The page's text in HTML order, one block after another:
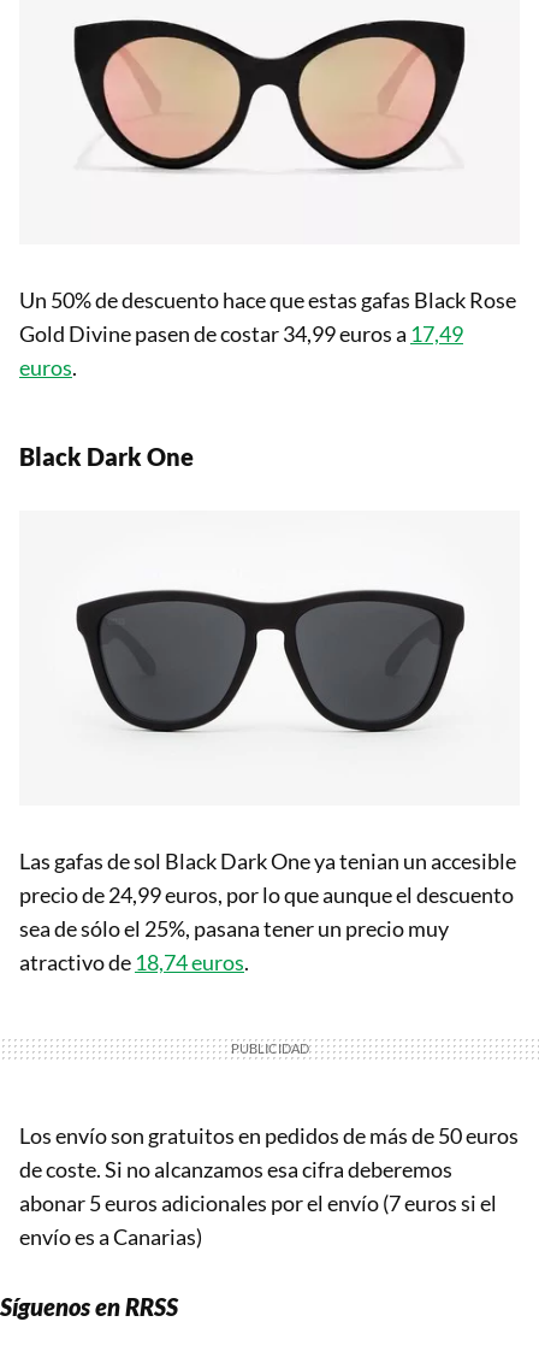
Un 50% de descuento hace que estas gafas Black Rose
Gold Divine pasen de costar 34,99 euros a 17,49
euros.
Black Dark One
Las gafas de sol Black Dark One ya tenian un accesible
precio de 24,99 euros, por lo que aunque el descuento
sea de sólo el 25%, pasana tener un precio muy
atractivo de 18,74 euros.
Los envío son gratuitos en pedidos de más de 50 euros
de coste. Si no alcanzamos esa cifra deberemos
abonar 5 euros adicionales por el envío (7 euros si el
envío es a Canarias)
Síguenos en RRSS